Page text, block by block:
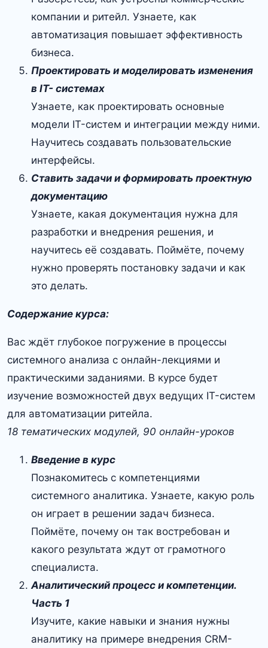
компании и ритейл. Узнаете, как
автоматизация повышает эффективность
бизнеса.
Проектировать и моделировать изменения
в IT- системах
Узнаете, как проектировать основные
модели IT-систем и интеграции между ними.
Научитесь создавать пользовательские
интерфейсы.
Ставить задачи и формировать проектную
документацию
Узнаете, какая документация нужна для
разработки и внедрения решения, и
научитесь её создавать. Поймёте, почему
нужно проверять постановку задачи и как
это делать.
Содержание курса:
Вас ждёт глубокое погружение в процессы
системного анализа с онлайн-лекциями и
практическими заданиями. В курсе будет
изучение возможностей двух ведущих IT-систем
для автоматизации ритейла.
18 тематических модулей, 90 онлайн-уроков
Введение в курс
Познакомитесь с компетенциями
системного аналитика. Узнаете, какую роль
он играет в решении задач бизнеса.
Поймёте, почему он так востребован и
какого результата ждут от грамотного
специалиста.
Аналитический процесс и компетенции.
Часть 1
Изучите, какие навыки и знания нужны
аналитику на примере внедрения CRM-